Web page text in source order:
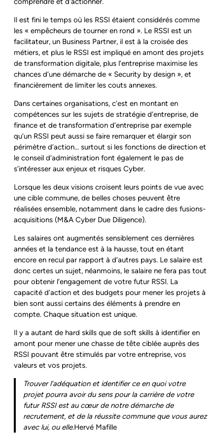
Il est fini le temps où les RSSI étaient considérés comme
les « empêcheurs de tourner en rond ». Le RSSI est un
facilitateur, un Business Partner, il est à la croisée des
métiers, et plus le RSSI est impliqué en amont des projets
de transformation digitale, plus l’entreprise maximise les
chances d’une démarche de « Security by design », et
financièrement de limiter les couts annexes.
Dans certaines organisations, c’est en montant en
compétences sur les sujets de stratégie d’entreprise, de
finance et de transformation d’entreprise par exemple
qu’un RSSI peut aussi se faire remarquer et élargir son
périmètre d’action… surtout si les fonctions de direction et
le conseil d’administration font également le pas de
s’intéresser aux enjeux et risques Cyber.
Lorsque les deux visions croisent leurs points de vue avec
une cible commune, de belles choses peuvent être
réalisées ensemble, notamment dans le cadre des fusions-
acquisitions (M&A Cyber Due Diligence).
Les salaires ont augmentés sensiblement ces dernières
années et la tendance est à la hausse, tout en étant
encore en recul par rapport à d’autres pays. Le salaire est
donc certes un sujet, néanmoins, le salaire ne fera pas tout
pour obtenir l’engagement de votre futur RSSI. La
capacité d’action et des budgets pour mener les projets à
bien sont aussi certains des éléments à prendre en
compte. Chaque situation est unique.
Il y a autant de hard skills que de soft skills à identifier en
amont pour mener une chasse de tête ciblée auprès des
RSSI pouvant être stimulés par votre entreprise, vos
valeurs et vos projets.
Trouver l’adéquation et identifier ce en quoi votre
projet pourra avoir du sens pour la carrière de votre
futur RSSI est au cœur de notre démarche de
recrutement, et de la réussite commune que vous aurez
avec lui, ou elle.Hervé Mafille